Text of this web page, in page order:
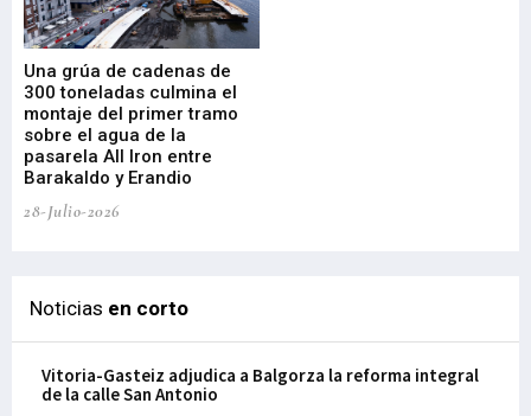
Una grúa de cadenas de
300 toneladas culmina el
montaje del primer tramo
sobre el agua de la
pasarela All Iron entre
Barakaldo y Erandio
28-Julio-2026
Noticias en corto
Vitoria-Gasteiz adjudica a Balgorza la reforma integral
de la calle San Antonio